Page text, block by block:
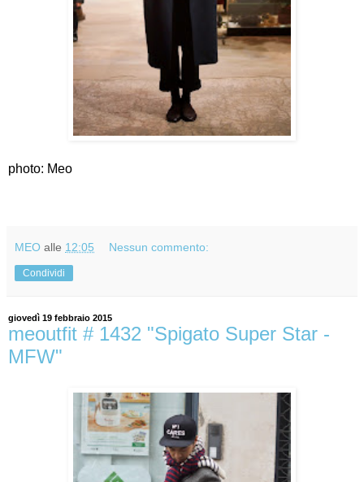
photo: Meo
MEO alle 12:05 Nessun commento:
Condividi
giovedì 19 febbraio 2015
meoutfit # 1432 "Spigato Super Star -
MFW"